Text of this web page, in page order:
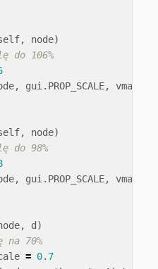
, node)
do 106%
, gui . PROP_SCALE, vmath
, node)
do 98%
, gui . PROP_SCALE, vmath
, d )
70%
= 0. 7